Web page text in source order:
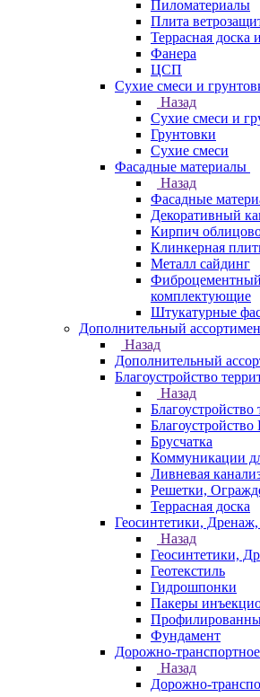
Пиломатериалы
Плита
Террасная
Фанера
ЦСП
Сухие смеси и
Назад
Сухие смеси и
Грунтовки
Сухие смеси
Фасадные материалы
Назад
Фасадные
Декоративный
Кирпич
Клинкерная
Металл сайдинг
комплектующие
Штукатурные
Дополнительный
Назад
Дополнительный
Благоустройство
Назад
Благоустройство
Благоустройство
Брусчатка
Коммуникации
Ливневая
Решетки,
Террасная доска
Геосинтетики,
Назад
Геосинтетики,
Геотекстиль
Гидрошпонки
Пакеры
Фундамент
Дорожно-транспортное
Назад
Дорожно-